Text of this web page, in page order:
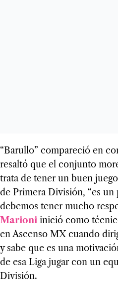
“Barullo” compareció en
resaltó que el conjunto
trata de tener un buen
de Primera División, “es
debemos tener mucho
Marioni inició como
en Ascenso MX cuando
y sabe que es una
de esa Liga jugar con un
División.